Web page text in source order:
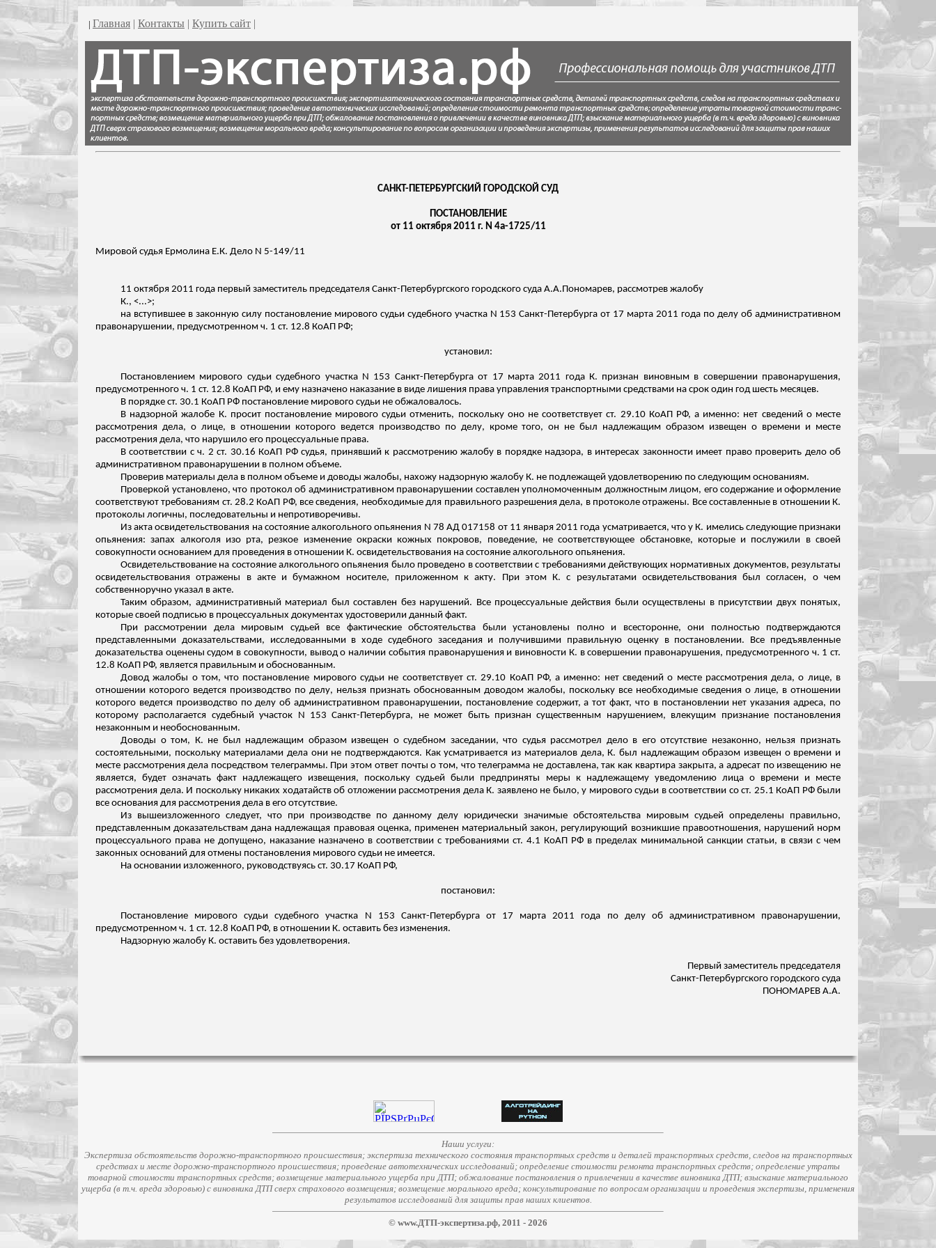
| Главная | Контакты | Купить сайт |
САНКТ-ПЕТЕРБУРГСКИЙ ГОРОДСКОЙ СУД
ПОСТАНОВЛЕНИЕ
от 11 октября 2011 г. N 4а-1725/11
Мировой судья Ермолина Е.К. Дело N 5-149/11
11 октября 2011 года первый заместитель председателя Санкт-Петербургского городского суда А.А.Пономарев, рассмотрев жалобу
К., <...>;
на вступившее в законную силу постановление мирового судьи судебного участка N 153 Санкт-Петербурга от 17 марта 2011 года по делу об административном
правонарушении, предусмотренном ч. 1 ст. 12.8 КоАП РФ;
установил:
Постановлением мирового судьи судебного участка N 153 Санкт-Петербурга от 17 марта 2011 года К. признан виновным в совершении правонарушения,
предусмотренного ч. 1 ст. 12.8 КоАП РФ, и ему назначено наказание в виде лишения права управления транспортными средствами на срок один год шесть месяцев.
В порядке ст. 30.1 КоАП РФ постановление мирового судьи не обжаловалось.
В надзорной жалобе К. просит постановление мирового судьи отменить, поскольку оно не соответствует ст. 29.10 КоАП РФ, а именно: нет сведений о месте
рассмотрения дела, о лице, в отношении которого ведется производство по делу, кроме того, он не был надлежащим образом извещен о времени и месте
рассмотрения дела, что нарушило его процессуальные права.
В соответствии с ч. 2 ст. 30.16 КоАП РФ судья, принявший к рассмотрению жалобу в порядке надзора, в интересах законности имеет право проверить дело об
административном правонарушении в полном объеме.
Проверив материалы дела в полном объеме и доводы жалобы, нахожу надзорную жалобу К. не подлежащей удовлетворению по следующим основаниям.
Проверкой установлено, что протокол об административном правонарушении составлен уполномоченным должностным лицом, его содержание и оформление
соответствуют требованиям ст. 28.2 КоАП РФ, все сведения, необходимые для правильного разрешения дела, в протоколе отражены. Все составленные в отношении К.
протоколы логичны, последовательны и непротиворечивы.
Из акта освидетельствования на состояние алкогольного опьянения N 78 АД 017158 от 11 января 2011 года усматривается, что у К. имелись следующие признаки
опьянения: запах алкоголя изо рта, резкое изменение окраски кожных покровов, поведение, не соответствующее обстановке, которые и послужили в своей
совокупности основанием для проведения в отношении К. освидетельствования на состояние алкогольного опьянения.
Освидетельствование на состояние алкогольного опьянения было проведено в соответствии с требованиями действующих нормативных документов, результаты
освидетельствования отражены в акте и бумажном носителе, приложенном к акту. При этом К. с результатами освидетельствования был согласен, о чем
собственноручно указал в акте.
Таким образом, административный материал был составлен без нарушений. Все процессуальные действия были осуществлены в присутствии двух понятых,
которые своей подписью в процессуальных документах удостоверили данный факт.
При рассмотрении дела мировым судьей все фактические обстоятельства были установлены полно и всесторонне, они полностью подтверждаются
представленными доказательствами, исследованными в ходе судебного заседания и получившими правильную оценку в постановлении. Все предъявленные
доказательства оценены судом в совокупности, вывод о наличии события правонарушения и виновности К. в совершении правонарушения, предусмотренного ч. 1 ст.
12.8 КоАП РФ, является правильным и обоснованным.
Довод жалобы о том, что постановление мирового судьи не соответствует ст. 29.10 КоАП РФ, а именно: нет сведений о месте рассмотрения дела, о лице, в
отношении которого ведется производство по делу, нельзя признать обоснованным доводом жалобы, поскольку все необходимые сведения о лице, в отношении
которого ведется производство по делу об административном правонарушении, постановление содержит, а тот факт, что в постановлении нет указания адреса, по
которому располагается судебный участок N 153 Санкт-Петербурга, не может быть признан существенным нарушением, влекущим признание постановления
незаконным и необоснованным.
Доводы о том, К. не был надлежащим образом извещен о судебном заседании, что судья рассмотрел дело в его отсутствие незаконно, нельзя признать
состоятельными, поскольку материалами дела они не подтверждаются. Как усматривается из материалов дела, К. был надлежащим образом извещен о времени и
месте рассмотрения дела посредством телеграммы. При этом ответ почты о том, что телеграмма не доставлена, так как квартира закрыта, а адресат по извещению не
является, будет означать факт надлежащего извещения, поскольку судьей были предприняты меры к надлежащему уведомлению лица о времени и месте
рассмотрения дела. И поскольку никаких ходатайств об отложении рассмотрения дела К. заявлено не было, у мирового судьи в соответствии со ст. 25.1 КоАП РФ были
все основания для рассмотрения дела в его отсутствие.
Из вышеизложенного следует, что при производстве по данному делу юридически значимые обстоятельства мировым судьей определены правильно,
представленным доказательствам дана надлежащая правовая оценка, применен материальный закон, регулирующий возникшие правоотношения, нарушений норм
процессуального права не допущено, наказание назначено в соответствии с требованиями ст. 4.1 КоАП РФ в пределах минимальной санкции статьи, в связи с чем
законных оснований для отмены постановления мирового судьи не имеется.
На основании изложенного, руководствуясь ст. 30.17 КоАП РФ,
постановил:
Постановление мирового судьи судебного участка N 153 Санкт-Петербурга от 17 марта 2011 года по делу об административном правонарушении,
предусмотренном ч. 1 ст. 12.8 КоАП РФ, в отношении К. оставить без изменения.
Надзорную жалобу К. оставить без удовлетворения.
Первый заместитель председателя
Санкт-Петербургского городского суда
ПОНОМАРЕВ А.А.
Наши услуги:
Экспертиза обстоятельств дорожно-транспортного происшествия; экспертиза технического состояния транспортных средств и деталей транспортных средств, следов на транспортных
средствах и месте дорожно-транспортного происшествия; проведение автотехнических исследований; определение стоимости ремонта транспортных средств; определение утраты
товарной стоимости транспортных средств; возмещение материального ущерба при ДТП; обжалование постановления о привлечении в качестве виновника ДТП; взыскание материального
ущерба (в т.ч. вреда здоровью) с виновника ДТП сверх страхового возмещения; возмещение морального вреда; консультирование по вопросам организации и проведения экспертизы, применения
результатов исследований для защиты прав наших клиентов.
© www.ДТП-экспертиза.рф, 2011 - 2026